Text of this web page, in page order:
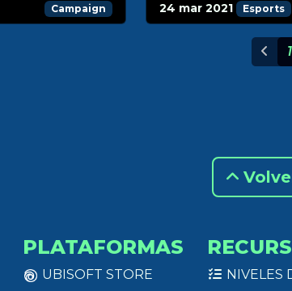
Campaign 24 mar 2021 Esports
1
PLATAFORMAS
UBISOFT STORE
NIVELES